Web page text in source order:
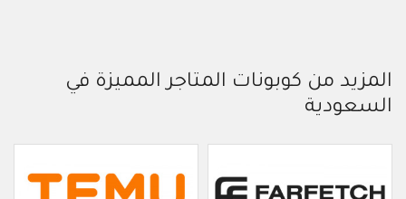
المزيد من كوبونات المتاجر المميزة في
السعودية